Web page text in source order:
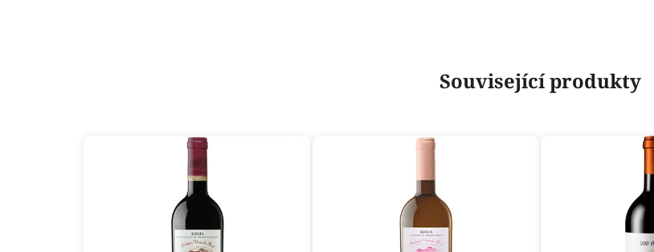
Související produkty